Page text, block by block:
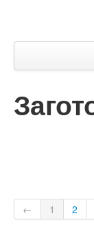
Тема
Вопросы-
← 1 2